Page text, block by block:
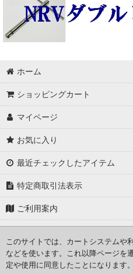
ホーム
ショッピングカート
マイページ
お気に入り
最近チェックしたアイテム
特定商取引法表示
ご利用案内
COPYRIGHT (c) Old camp stove
このサイトでは、カートシステムや
などを使います。これ以降ページを
定や使用に同意したことになります